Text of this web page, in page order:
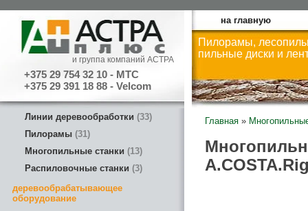
и группа компаний АСТРА
+375 29 754 32 10 - МТС
+375 29 391 18 88 - Velcom
на главную
Пилорамы,
пильные диски и
Линии деревообработки 33
Пилорамы 31
Многопильные станки
13
Распиловочные станки 3
деревообрабатывающее
оборудование
Главная »